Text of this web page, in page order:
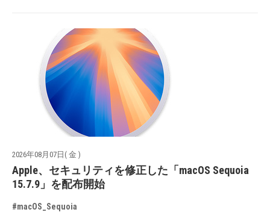
2026年08月07日( 金 )
Apple、セキュリティを修正した「macOS Sequoia
15.7.9」を配布開始
#macOS_Sequoia